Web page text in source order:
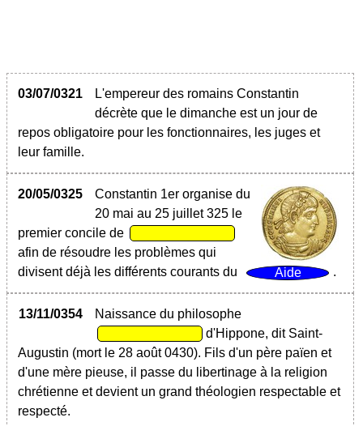
03/07/0321
L'empereur des romains Constantin
décrète que le dimanche est un jour de
repos obligatoire pour les fonctionnaires, les juges et
leur famille.
20/05/0325
Constantin 1er organise du
20 mai au 25 juillet 325 le
premier concile de
afin de résoudre les problèmes qui
divisent déjà les différents courants du
.
13/11/0354
Naissance du philosophe
d'Hippone, dit Saint-
Augustin (mort le 28 août 0430). Fils d'un père païen et
d'une mère pieuse, il passe du libertinage à la religion
chrétienne et devient un grand théologien respectable et
respecté.